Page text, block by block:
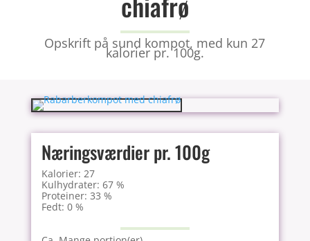
Opskrift på sund kompot, med kun 27
kalorier pr. 100g.
Næringsværdier pr. 100g
Kalorier: 27
Kulhydrater: 67 %
Proteiner: 33 %
Fedt: 0 %